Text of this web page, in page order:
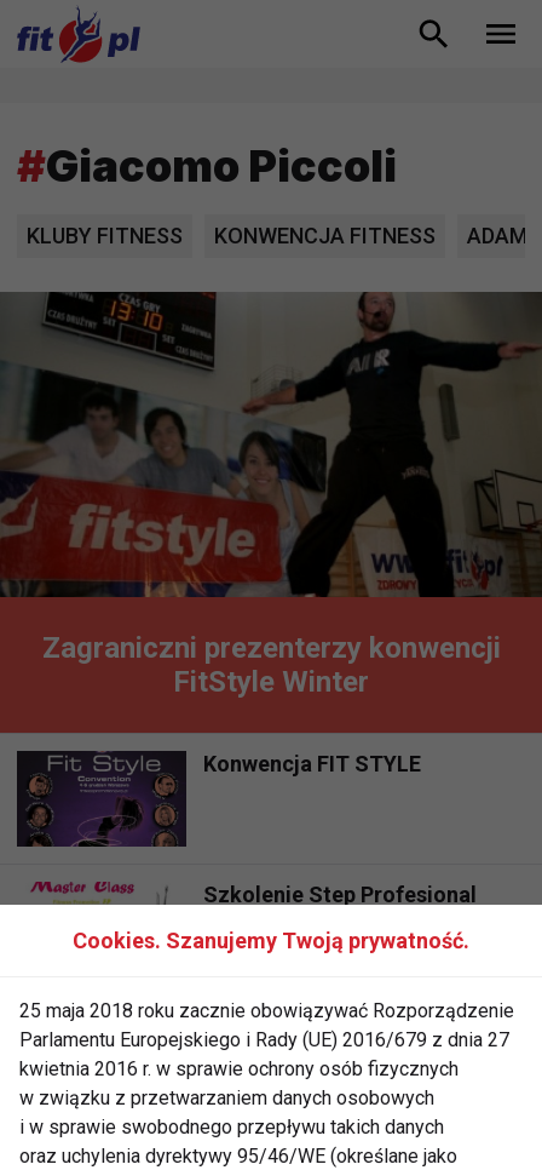
#Giacomo Piccoli
KLUBY FITNESS KONWENCJA FITNESS ADAM
Zagraniczni prezenterzy konwencji
FitStyle Winter
Konwencja FIT STYLE
Szkolenie Step Profesional
Międzynarodowa Konwencja
Fitness Reebok University 2010
Cookies. Szanujemy Twoją prywatność.
25 maja 2018 roku zacznie obowiązywać Rozporządzenie
Parlamentu Europejskiego i Rady (UE) 2016/679 z dnia 27
kwietnia 2016 r. w sprawie ochrony osób fizycznych
w związku z przetwarzaniem danych osobowych
i w sprawie swobodnego przepływu takich danych
oraz uchylenia dyrektywy 95/46/WE (określane jako